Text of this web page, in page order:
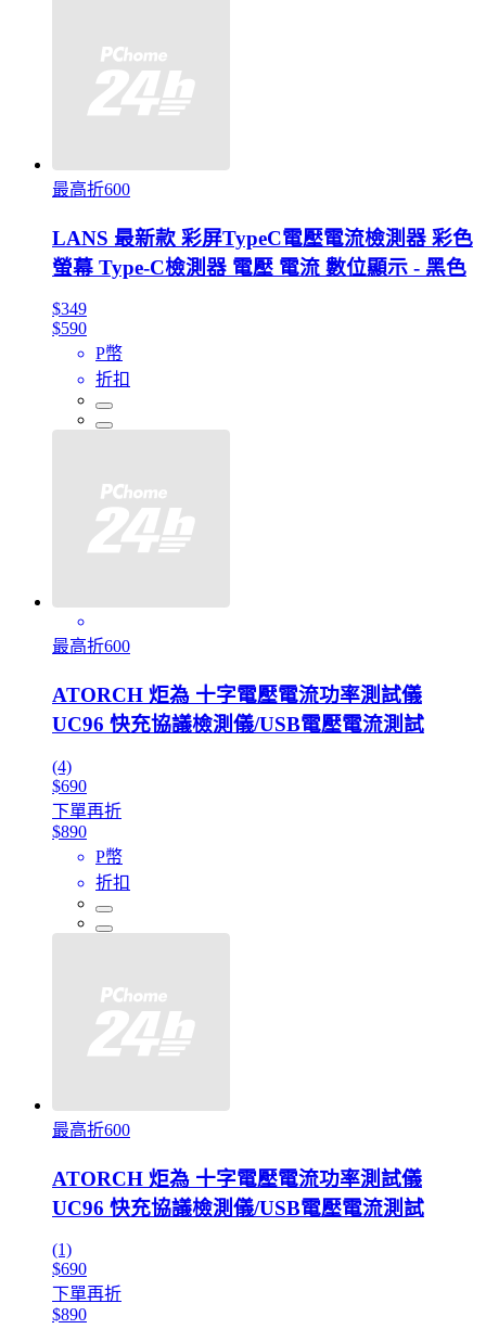
最高折600
LANS 最新款 彩屏TypeC電壓電流檢測器 彩色
螢幕 Type-C檢測器 電壓 電流 數位顯示 - 黑色
$349
$590
P幣
折扣
最高折600
ATORCH 炬為 十字電壓電流功率測試儀
UC96 快充協議檢測儀/USB電壓電流測試
(4)
$690
下單再折
$890
P幣
折扣
最高折600
ATORCH 炬為 十字電壓電流功率測試儀
UC96 快充協議檢測儀/USB電壓電流測試
(1)
$690
下單再折
$890